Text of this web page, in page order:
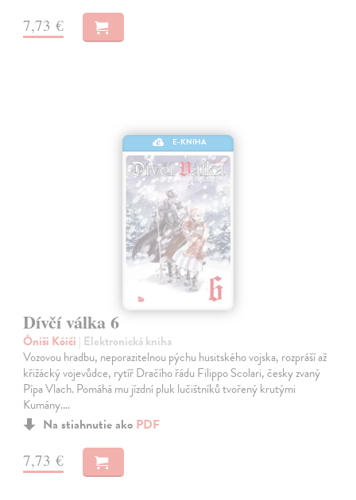
7,73 €
E-KNIHA
Dívčí válka 6
Óniši Kóiči | Elektronická kniha
Vozovou hradbu, neporazitelnou pýchu husitského vojska, rozpráší až
křižácký vojevůdce, rytíř Dračího řádu Filippo Scolari, česky zvaný
Pípa Vlach. Pomáhá mu jízdní pluk lučištníků tvořený krutými
Kumány.…
Na stiahnutie ako PDF
7,73 €